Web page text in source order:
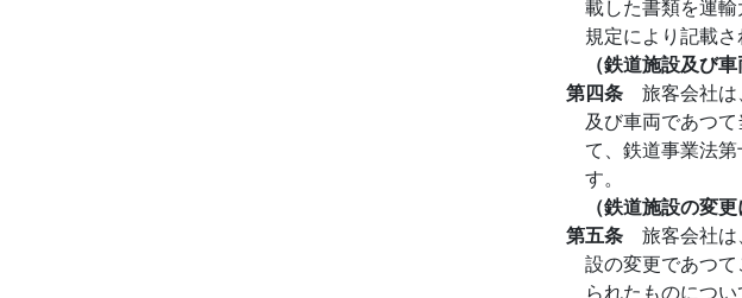
載した書類を運
規定により記載
（鉄道施設及び
第四条 旅客会社
及び車両であつ
て、鉄道事業法
す。
（鉄道施設の変
第五条 旅客会社
設の変更であつ
られたものにつ